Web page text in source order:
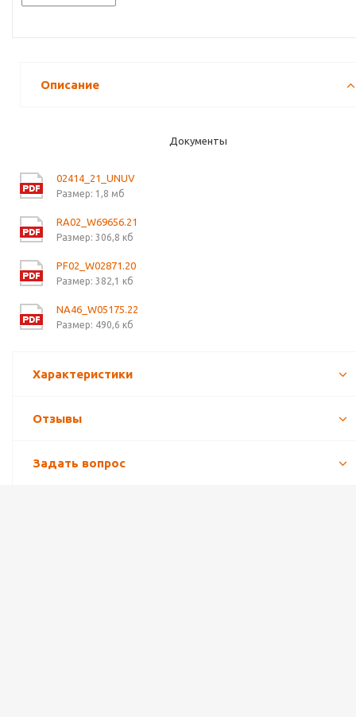
Описание
Документы
02414_21_UNUV
Размер: 1,8 мб
RA02_W69656.21
Размер: 306,8 кб
PF02_W02871.20
Размер: 382,1 кб
NA46_W05175.22
Размер: 490,6 кб
Характеристики
Отзывы
Задать вопрос